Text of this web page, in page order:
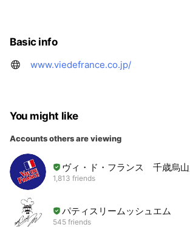
Basic info
www.viedefrance.co.jp/
You might like
Accounts others are viewing
ヴィ・ド・フランス 千歳烏
1,813 friends
パティスリームッシュエム
545 friends